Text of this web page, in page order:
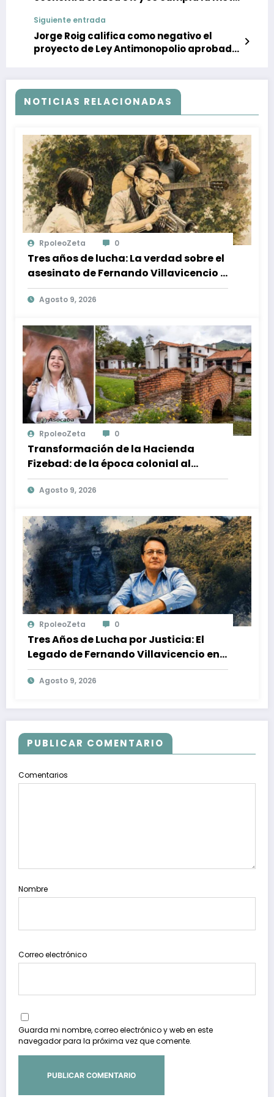
Siguiente entrada
Jorge Roig califica como negativo el
proyecto de Ley Antimonopolio aprobado
NOTICIAS RELACIONADAS
RpoleoZeta 0
Tres años de lucha: La verdad sobre el
asesinato de Fernando Villavicencio y
la impunidad en Ecuador
Agosto 9, 2026
RpoleoZeta 0
Transformación de la Hacienda
Fizebad: de la época colonial al
Centro Ecuestre en El Retiro, Antioquia
Agosto 9, 2026
RpoleoZeta 0
Tres Años de Lucha por Justicia: El
Legado de Fernando Villavicencio en
la Búsqueda de la Verdad y la Victoria
contra la Impunidad
Agosto 9, 2026
PUBLICAR COMENTARIO
Comentarios
Nombre
Correo electrónico
Guarda mi nombre, correo electrónico y web en este
navegador para la próxima vez que comente.